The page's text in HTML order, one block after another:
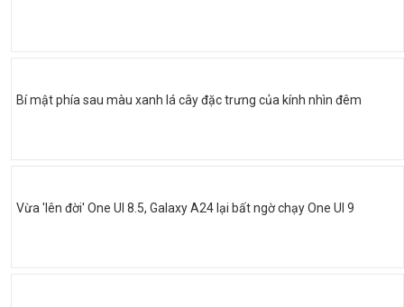
Bí mật phía sau màu xanh lá cây đặc trưng của kính nhìn đêm
Vừa 'lên đời' One UI 8.5, Galaxy A24 lại bất ngờ chạy One UI 9